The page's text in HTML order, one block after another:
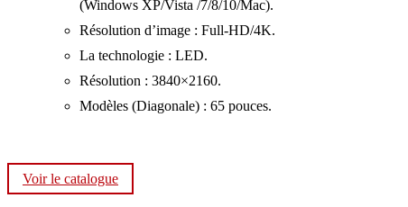
(Windows XP/Vista /7/8/10/Mac).
Résolution d’image : Full-HD/4K.
La technologie : LED.
Résolution : 3840×2160.
Modèles (Diagonale) : 65 pouces.
Voir le catalogue